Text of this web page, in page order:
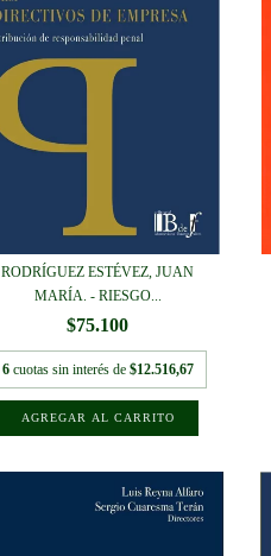
RODRÍGUEZ ESTÉVEZ, JUAN
MARÍA. - RIESGO...
$75.100
6 cuotas sin interés de $12.516,67